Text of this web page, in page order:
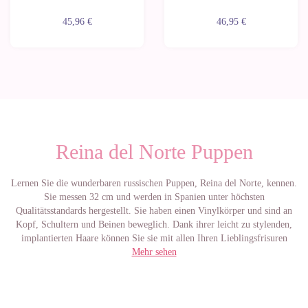
45,96 € 46,95 €
Reina del Norte Puppen
Lernen Sie die wunderbaren russischen Puppen, Reina del Norte, kennen.
Sie messen 32 cm und werden in Spanien unter höchsten
Qualitätsstandards hergestellt. Sie haben einen Vinylkörper und sind an
Kopf, Schultern und Beinen beweglich. Dank ihrer leicht zu stylenden,
implantierten Haare können Sie sie mit allen Ihren Lieblingsfrisuren
stylen. Darüber hinaus zeichnen sich ihre Outfits dadurch aus, dass sie
Mehr sehen